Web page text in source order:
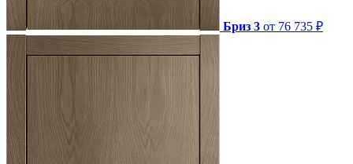
Бриз 3 от 76 735 ₽